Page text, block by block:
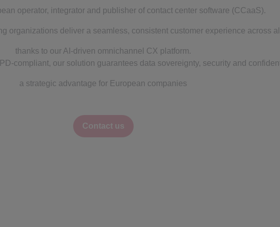
operator, integrator and publisher of contact center software (CCaaS).
organizations deliver a seamless, consistent customer experience across
thanks to our AI-driven omnichannel CX platform.
compliant, our solution guarantees data sovereignty, security and
a strategic advantage for European companies
Contact us